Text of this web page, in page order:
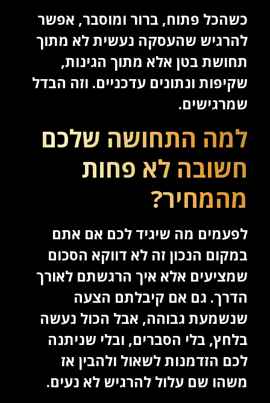
כשהכל פתוח, ברור ומוסבר, אפשר
להרגיש שהעסקה נעשית לא מתוך
תחושת בטן אלא מתוך הגינות,
שקיפות ונתונים עדכניים. וזה הבדל
שמרגישים.
למה התחושה שלכם
חשובה לא פחות
מהמחיר?
לפעמים מה שיגיד לכם אם אתם
במקום הנכון זה לא דווקא הסכום
שמציעים אלא איך הרגשתם לאורך
הדרך. גם אם קיבלתם הצעה
שנשמעת גבוהה, אבל הכול נעשה
בלחץ, בלי הסברים, ובלי שניתנה
לכם הזדמנות לשאול ולהבין אז
משהו שם עלול להרגיש לא נעים.